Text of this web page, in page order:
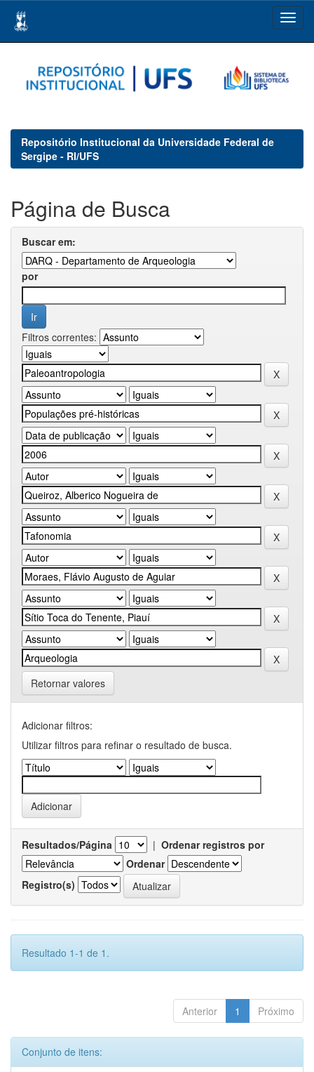
navigation
Repositório Institucional da Universidade Federal de
Sergipe - RI/UFS
Página de Busca
Buscar em:
por
Filtros correntes:
Retornar valores
Adicionar filtros:
Utilizar filtros para refinar o resultado de busca.
Resultados/Página | Ordenar registros por
Ordenar
Registro(s)
Resultado 1-1 de 1.
Anterior 1 Próximo
Conjunto de itens: